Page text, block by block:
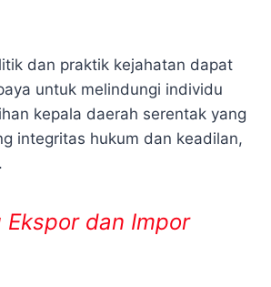
dan praktik kejahatan dapat
untuk melindungi individu
kepala daerah serentak yang
integritas hukum dan keadilan,
dan Impor